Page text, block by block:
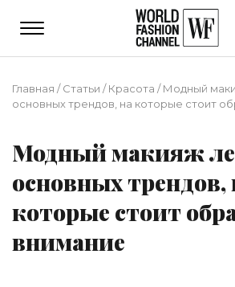
Главная /Статьи /Красота /Модный
основных трендов, на которые стоит
Модный макияж
основных трендов,
которые стоит
внимание